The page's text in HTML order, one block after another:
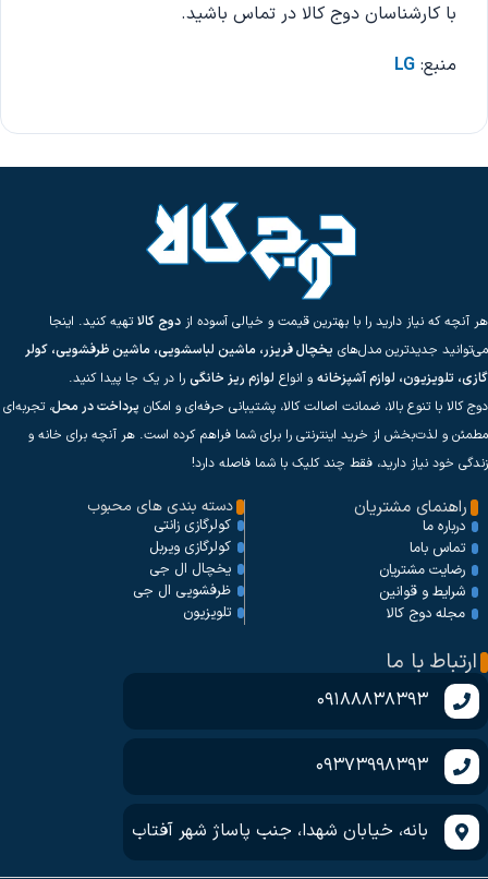
با کارشناسان دوج کالا در تماس باشید.
منبع: LG
هر آنچه که نیاز دارید را با بهترین قیمت و خیالی آسوده از دوج کالاتهیه کنید. اینجا
می‌توانید جدیدترین مدل‌های یخچال فریزر، ماشین لباسشویی، ماشین ظرفشویی، کولر
گازی، تلویزیون، لوازم آشپزخانه و انواع لوازم ریز خانگی را در یک جا پیدا کنید.
دوج کالا با تنوع بالا، ضمانت اصالت کالا، پشتیبانی حرفه‌ای و امکان پرداخت در محل، تجربه‌ای
مطمئن و لذت‌بخش از خرید اینترنتی را برای شما فراهم کرده است. هر آنچه برای خانه و
زندگی خود نیاز دارید، فقط چند کلیک با شما فاصله دارد!
راهنمای مشتریان
درباره ما
تماس باما
رضایت مشتریان
شرایط و قوانین
مجله دوج کالا
دسته بندی های محبوب
کولرگازی زانتی
کولرگازی ویربل
یخچال ال جی
ظرفشویی ال جی
تلویزیون
ارتباط با ما
09188838393
09373998393
بانه، خیابان شهدا، جنب پاساژ شهر آفتاب